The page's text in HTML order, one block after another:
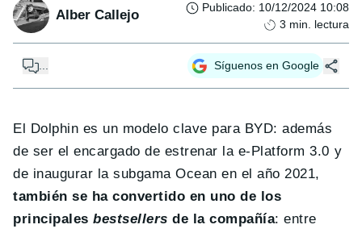
Alber Callejo Publicado: 10/12/2024 10:08
3 min. lectura
... Síguenos en Google
El Dolphin es un modelo clave para BYD: además
de ser el encargado de estrenar la e-Platform 3.0 y
de inaugurar la subgama Ocean en el año 2021,
también se ha convertido en uno de los
principalesbestsellers de la compañía: entre